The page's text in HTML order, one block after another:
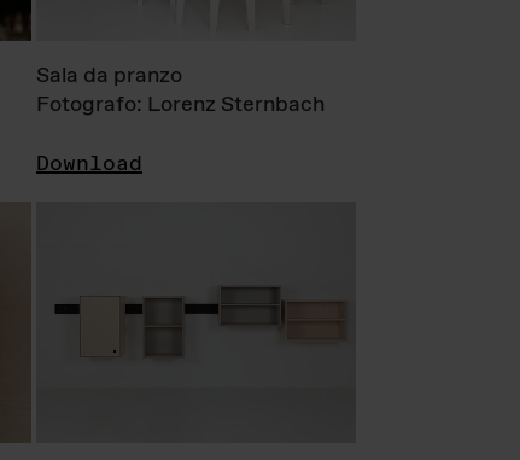
Sala da pranzo
Fotografo: Lorenz Sternbach
Download